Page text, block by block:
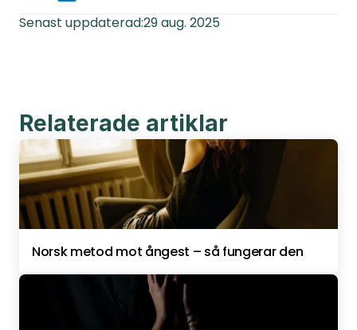
Senast uppdaterad:29 aug. 2025
Relaterade artiklar
Norsk metod mot ångest – så fungerar den